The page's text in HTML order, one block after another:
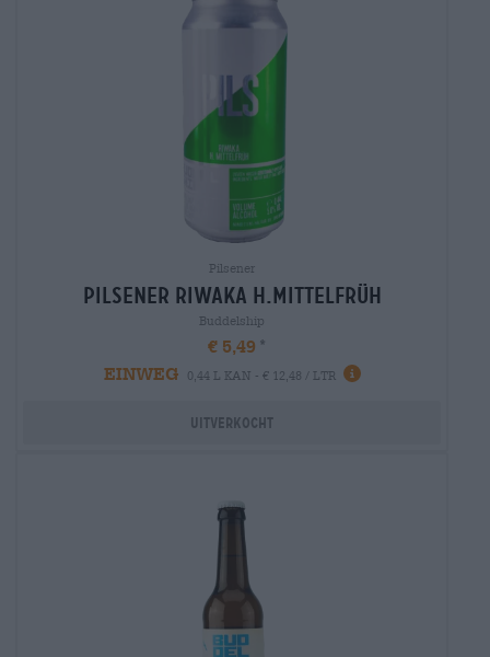
Pilsener
Pilsener riwaka h.mittelfrüh
Buddelship
€ 5,49
EINWEG
0,44 L KAN - € 12,48 / LTR
Uitverkocht